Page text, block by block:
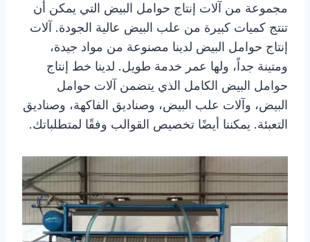
مجموعة من آلات إنتاج حوامل البيض التي يمكن أن
تنتج كميات كبيرة من علب البيض عالية الجودة. آلات
إنتاج حوامل البيض لدينا مصنوعة من مواد جيدة،
ومتينة جداً، ولها عمر خدمة طويل. لدينا خط إنتاج
حوامل البيض الكامل الذي يتضمن آلات حوامل
البيض، وآلات علب البيض، وصناديق الفاكهة، وصناديق
التعبئة. يمكننا أيضًا تخصيص القوالب وفقًا لمتطلباتك.